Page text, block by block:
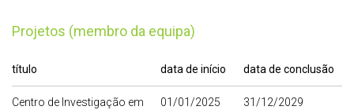
Projetos (membro da equipa)
título data de início data de conclusão
Centro de Investigação em
01/01/2025 31/12/2029